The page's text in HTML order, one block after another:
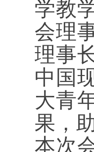
学教
会理
理事
中国
大青
果，
本次